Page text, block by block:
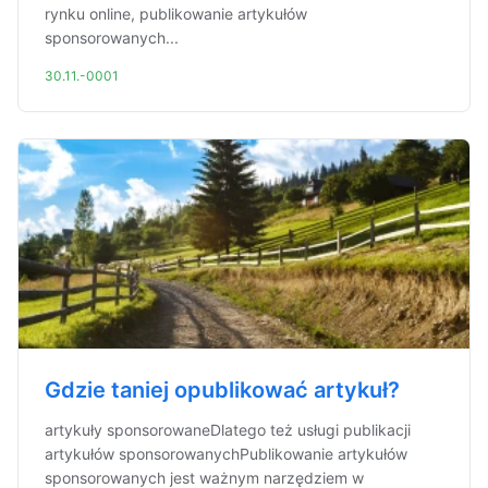
rynku online, publikowanie artykułów
sponsorowanych...
30.11.-0001
Gdzie taniej opublikować artykuł?
artykuły sponsorowaneDlatego też usługi publikacji
artykułów sponsorowanychPublikowanie artykułów
sponsorowanych jest ważnym narzędziem w